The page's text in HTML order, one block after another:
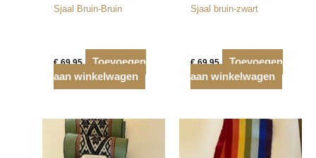
Sjaal Bruin-Bruin
€69,95
Toevoegen
aan winkelwagen
Sjaal bruin-zwart
€69,95
Toevoegen
aan winkelwagen